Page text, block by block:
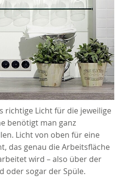
richtige Licht für die jeweilige
benötigt man ganz
Licht von oben für eine
das genau die Arbeitsfläche
wird – also über der
oder sogar der Spüle.